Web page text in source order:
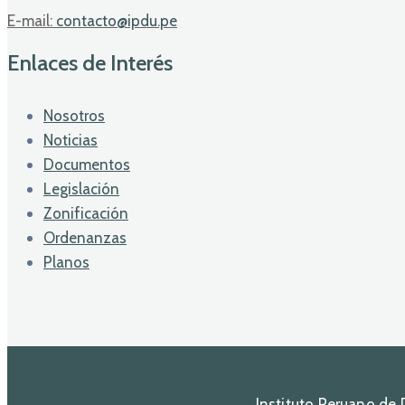
E-mail: contacto@ipdu.pe
Enlaces de Interés
Nosotros
Noticias
Documentos
Legislación
Zonificación
Ordenanzas
Planos